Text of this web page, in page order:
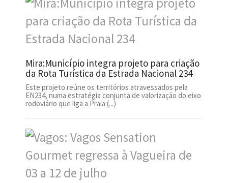
Mira:Município integra projeto para criação
da Rota Turística da Estrada Nacional 234
Este projeto reúne os territórios atravessados pela
EN234, numa estratégia conjunta de valorização do eixo
rodoviário que liga a Praia (...)